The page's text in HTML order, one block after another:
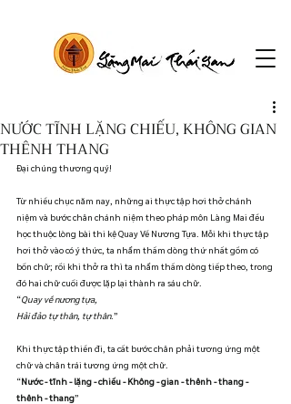
NƯỚC TĨNH LẶNG CHIẾU, KHÔNG GIAN
THÊNH THANG
Đại chúng thương quý!
Từ nhiều chục năm nay, những ai thực tập hơi thở chánh
niệm và bước chân chánh niệm theo pháp môn Làng Mai đều
học thuộc lòng bài thi kệ Quay Về Nương Tựa. Mỗi khi thực tập
hơi thở vào có ý thức, ta nhẩm thầm dòng thứ nhất gồm có
bốn chữ; rồi khi thở ra thì ta nhẩm thầm dòng tiếp theo, trong
đó hai chữ cuối được lặp lại thành ra sáu chữ.
“Quay về nương tựa,
Hải đảo tự thân, tự thân.”
Khi thực tập thiền đi, ta cất bước chân phải tương ứng một
chữ và chân trái tương ứng một chữ.
“Nước - tĩnh - lặng - chiếu - Không - gian - thênh - thang -
thênh - thang”